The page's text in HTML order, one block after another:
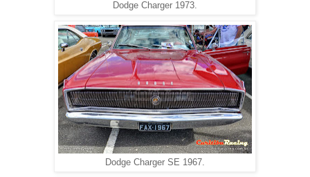
Dodge Charger 1973.
Dodge Charger SE 1967.